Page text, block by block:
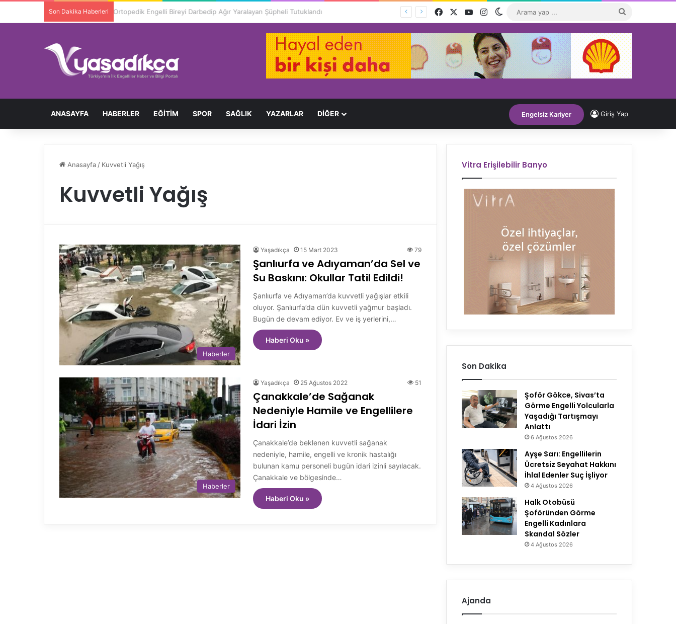
Son Dakika Haberleri Ortopedik Engelli Bireyi Darbedip Ağır Yaralayan Şüpheli Tutuklandı Facebook YouTubeInstagramDış görünümü değiştir
...
ANASAYFA HABERLER EĞITIM SPOR SAĞLIK YAZARLAR DİĞER Engelsiz Kariyer Giriş Yap
Anasayfa / Kuvvetli Yağış
Kuvvetli Yağış
Haberler
Yaşadıkça 15 Mart 2023 79
Şanlıurfa ve Adıyaman’da Sel ve
Su Baskını: Okullar Tatil Edildi!
Şanlıurfa ve Adıyaman’da kuvvetli yağışlar etkili
oluyor. Şanlıurfa’da dün kuvvetli yağmur başladı.
Bugün de devam ediyor. Ev ve iş yerlerini,…
Haberi Oku »
Haberler
Yaşadıkça 25 Ağustos 2022 51
Çanakkale’de Sağanak
Nedeniyle Hamile ve Engellilere
İdari İzin
Çanakkale’de beklenen kuvvetli sağanak
nedeniyle, hamile, engelli ve kronik hastalığı
bulunan kamu personeli bugün idari izinli sayılacak.
Çanakkale ve bölgesinde…
Haberi Oku »
Vitra Erişilebilir Banyo
Son Dakika
Şoför Gökce, Sivas’ta
Görme Engelli Yolcularla
Yaşadığı Tartışmayı
Anlattı
6 Ağustos 2026
Ayşe Sarı: Engellilerin
Ücretsiz Seyahat Hakkını
İhlal Edenler Suç İşliyor
4 Ağustos 2026
Halk Otobüsü
Şoföründen Görme
Engelli Kadınlara
Skandal Sözler
4 Ağustos 2026
Ajanda